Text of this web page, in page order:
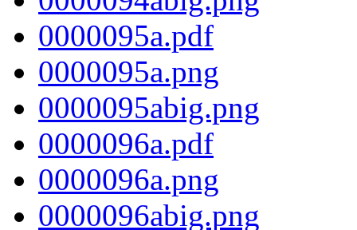
0000095a.pdf
0000095a.png
0000095abig.png
0000096a.pdf
0000096a.png
0000096abig.png